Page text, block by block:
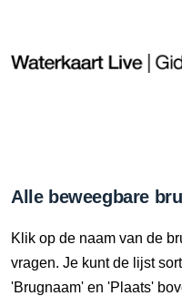
Alle beweegbare
Klik op de naam van de
vragen. Je kunt de lijst
'Brugnaam' en 'Plaats'